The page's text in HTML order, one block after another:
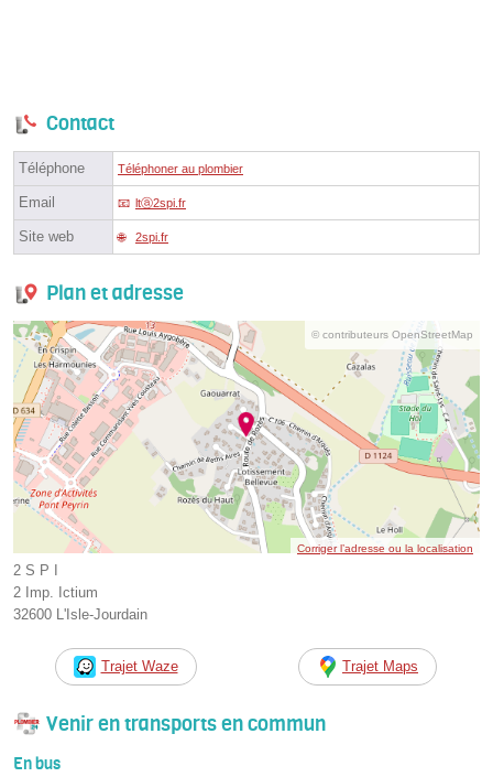
Contact
Téléphone Téléphoner au plombier
Email ltⓐ2spi.fr
Site web 2spi.fr
Plan et adresse
© contributeurs OpenStreetMap
Corriger l’adresse ou la localisation
2 S P I
2 Imp. Ictium
32600 L'Isle-Jourdain
Trajet Waze Trajet Maps
Venir en transports en commun
En bus